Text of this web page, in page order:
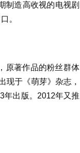
制造高收视的电视剧
。
原著作品的粉丝群体
现于《萌芽》杂志，
年出版。2012年又推